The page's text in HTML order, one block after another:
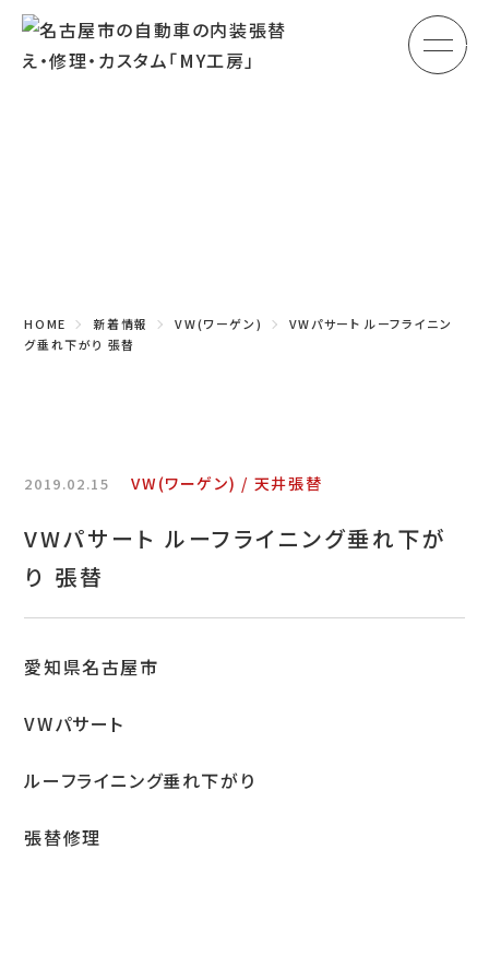
メ
その他
お問い合わせ
特定商取引表示
施工例
プライバシーポリシー
Tel.052-382-1913
HOME 新着情報 VW(ワーゲン)
VWパサート ルーフライニン
グ垂れ下がり 張替
2019.02.15 VW(ワーゲン) 天井張替
VWパサート ルーフライニング垂れ下が
り 張替
愛知県名古屋市
VWパサート
ルーフライニング垂れ下がり
張替修理